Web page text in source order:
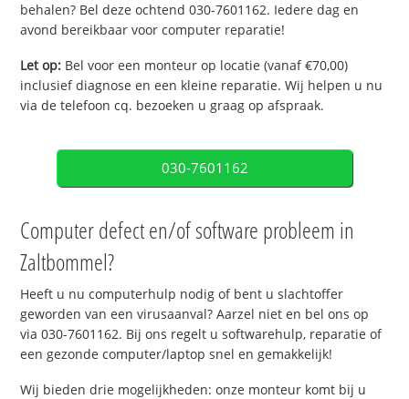
behalen? Bel deze ochtend 030-7601162. Iedere dag en
avond bereikbaar voor computer reparatie!
Let op: Bel voor een monteur op locatie (vanaf €70,00)
inclusief diagnose en een kleine reparatie. Wij helpen u nu
via de telefoon cq. bezoeken u graag op afspraak.
030-7601162
Computer defect en/of software probleem in
Zaltbommel?
Heeft u nu computerhulp nodig of bent u slachtoffer
geworden van een virusaanval? Aarzel niet en bel ons op
via 030-7601162. Bij ons regelt u softwarehulp, reparatie of
een gezonde computer/laptop snel en gemakkelijk!
Wij bieden drie mogelijkheden: onze monteur komt bij u